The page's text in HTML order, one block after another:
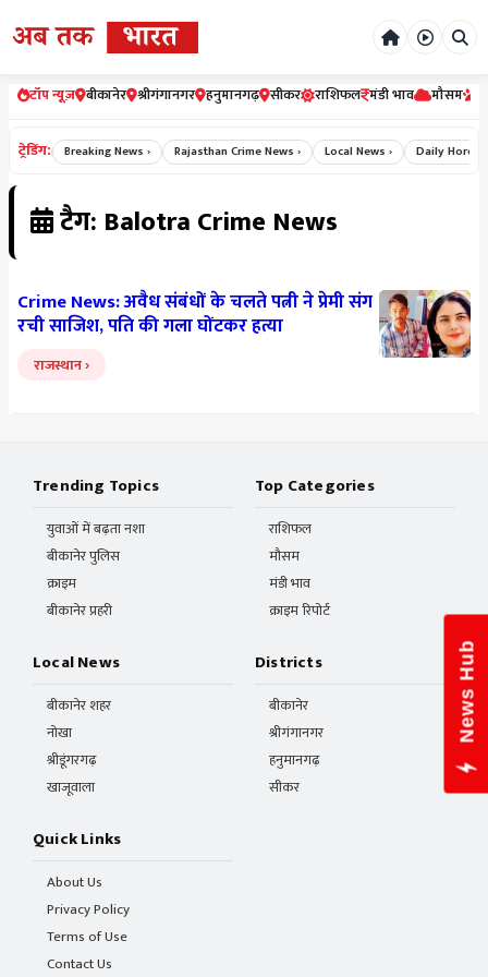
टॉप न्यूज़ बीकानेर श्रीगंगानगर हनुमानगढ़ सीकर राशिफल मंडी भाव मौसम
ट्रेडिंग:
› Breaking News › Rajasthan Crime News › Local News › Daily
टैग: Balotra Crime News
Crime News: अवैध संबंधों के चलते पत्नी ने प्रेमी संग
रची साजिश, पति की गला घोंटकर हत्या
राजस्थान
Trending Topics
युवाओं में बढ़ता नशा
बीकानेर पुलिस
क्राइम
बीकानेर प्रहरी
Top Categories
राशिफल
मौसम
मंडी भाव
क्राइम रिपोर्ट
Local News
बीकानेर शहर
नोखा
श्रीडूंगरगढ़
खाजूवाला
Districts
बीकानेर
श्रीगंगानगर
हनुमानगढ़
सीकर
Quick Links
About Us
Privacy Policy
Terms of Use
Contact Us
News Hub